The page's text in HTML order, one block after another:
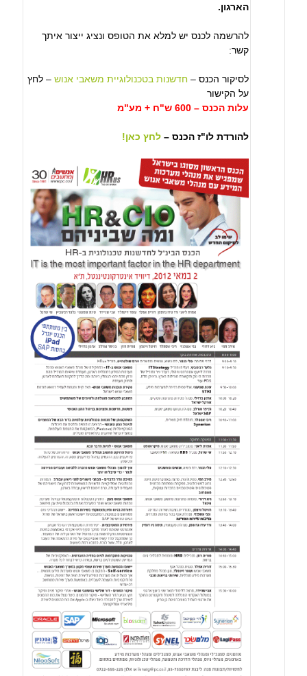
הארגון.
להרשמה לכנס יש למלא את הטופס ונציג ייצור איתך
קשר:
לסיקור הכנס – חדשנות בטכנולוגיית משאבי אנוש – לחץ
על הקישור
עלות הכנס – 600 ש"ח + מע"מ
להורדת לו"ז הכנס –לחץ כאן!